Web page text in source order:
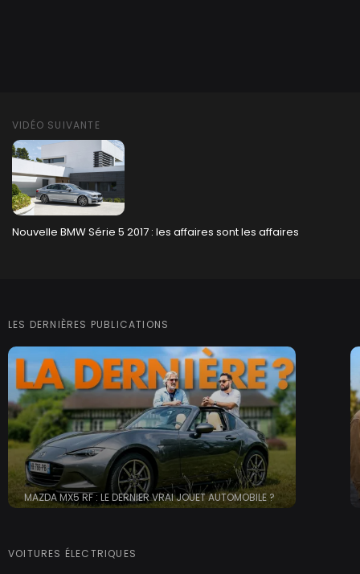
VIDÉO SUIVANTE
Nouvelle BMW Série 5 2017 : les affaires sont les affaires
LES DERNIÈRES PUBLICATIONS
MAZDA MX5 RF : LE DERNIER VRAI JOUET AUTOMOBILE ?
VOITURES ÉLECTRIQUES